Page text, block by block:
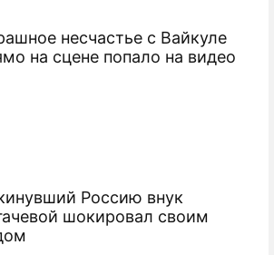
несчастье с Вайкуле
на сцене попало на видео
Россию внук
шокировал своим
градоначальник
вложить деньги в Сочи
Сочи